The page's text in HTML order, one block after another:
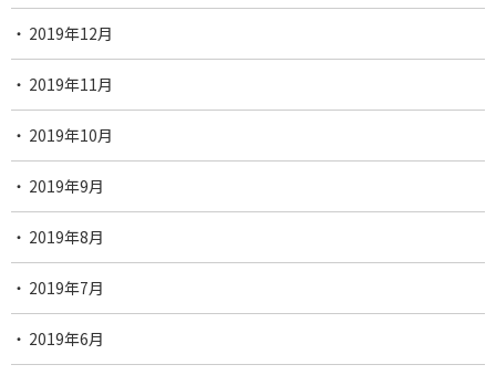
2019年12月
2019年11月
2019年10月
2019年9月
2019年8月
2019年7月
2019年6月